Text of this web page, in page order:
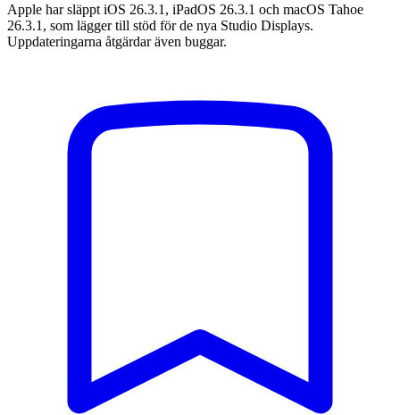
Apple har släppt iOS 26.3.1, iPadOS 26.3.1 och macOS Tahoe
26.3.1, som lägger till stöd för de nya Studio Displays.
Uppdateringarna åtgärdar även buggar.